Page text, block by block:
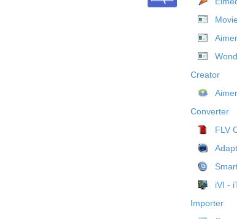
Creator
Converter
FLV
iVI -
Importer